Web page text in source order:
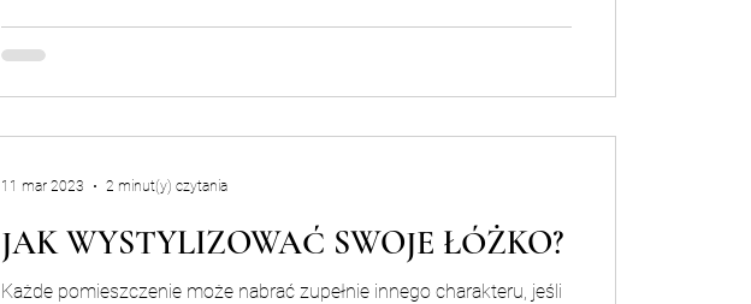
JAK WYSTYLIZOWAĆ SWOJE ŁÓŻKO?
Każde pomieszczenie może nabrać zupełnie innego charakteru, jeśli
11 mar 2023 2 minut(y) czytania